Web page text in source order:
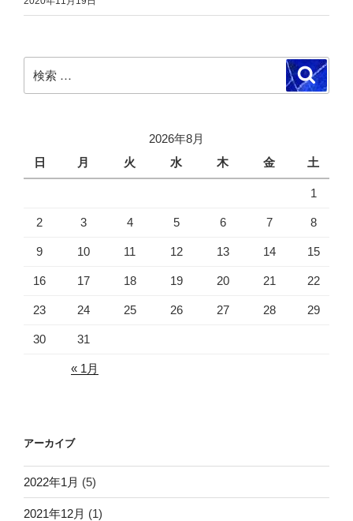
索:
検
索
2026年8月
日
月 火 水 木 金 土
1
2 3 4 5 6 7 8
9 10 11 12 13 14 15
16 17 18 19 20 21 22
23 24 25 26 27 28 29
30 31
« 1月
アーカイブ
2022年1月 (5)
2021年12月 (1)